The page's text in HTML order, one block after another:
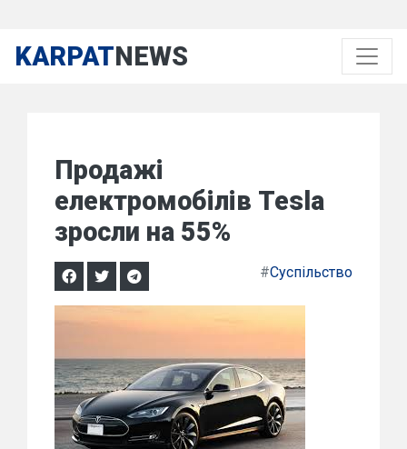
KARPATNEWS
Продажі
електромобілів Tesla
зросли на 55%
#Суспільство